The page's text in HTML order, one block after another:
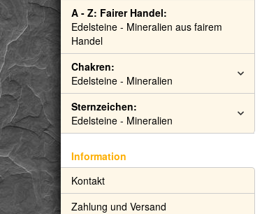
A - Z: Fairer Handel:
Edelsteine - Mineralien aus fairem
Handel
Chakren:
Edelsteine - Mineralien
Sternzeichen:
Edelsteine - Mineralien
Information
Kontakt
Zahlung und Versand